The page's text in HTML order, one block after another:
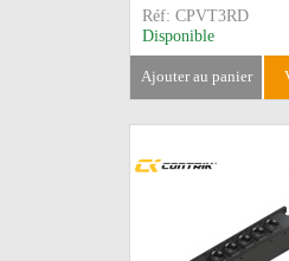
Réf: CPVT3RD
Disponible
ajouter au panier